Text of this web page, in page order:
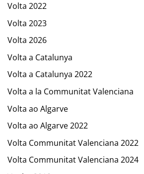
Volta 2022
Volta 2023
Volta 2026
Volta a Catalunya
Volta a Catalunya 2022
Volta a la Communitat Valenciana
Volta ao Algarve
Volta ao Algarve 2022
Volta Communitat Valenciana 2022
Volta Communitat Valenciana 2024